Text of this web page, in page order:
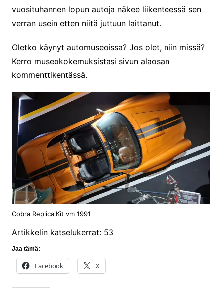
vuosituhannen lopun autoja näkee liikenteessä sen
verran usein etten niitä juttuun laittanut.
Oletko käynyt automuseoissa? Jos olet, niin missä?
Kerro museokokemuksistasi sivun alaosan
kommenttikentässä.
Cobra Replica Kit vm 1991
Artikkelin katselukerrat: 53
Jaa tämä:
Facebook X